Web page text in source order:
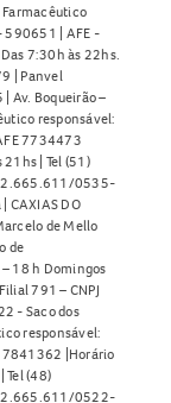
Moles?
Moles em
protegida da
sua
Não
disponível na
saúde antes
Confira mais
590651 | AFE -
7:30h às 22hs.
| Panvel
Av. Boqueirão –
responsável:
7734473
21hs | Tel (51)
0535-
CAXIAS DO
de Mello
de
18 h Domingos
791 – CNPJ
- Saco dos
responsável:
7841362 |Horário
Tel (48)
0522-